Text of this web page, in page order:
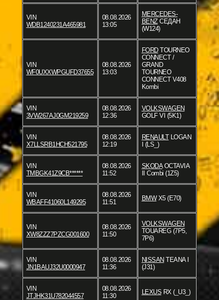
VIN
WDB1240231A465981
08.08.2026
13:05
MERCEDES-
BENZСЕДАН
(W124)
VIN
WF0UXXWPGUFD37655
08.08.2026
13:03
FORDTOURNEO
CONNECT /
GRAND
TOURNEO
CONNECT V408
Kombi
VIN
3VW267AJ0GM219259
08.08.2026
12:36
VOLKSWAGEN
GOLF VI (5K1)
VIN
X7LLSRB1HCH521795
08.08.2026
12:19
RENAULTLOGAN
I (LS_)
VIN
TMBGK41Z9CB******
08.08.2026
11:52
SKODAOCTAVIA
II Combi (1Z5)
VIN
WBAFF41060L149295
08.08.2026
11:51
BMWX5 (E70)
VIN
XW8ZZZ7PZCG001600
08.08.2026
11:50
VOLKSWAGEN
TOUAREG (7P5,
7P6)
VIN
JN1BAUJ32U0000947
08.08.2026
11:36
NISSAN TEANA I
(J31)
VIN
JTJHK31U782044557
08.08.2026
11:30
LEXUS RX (_U3_)